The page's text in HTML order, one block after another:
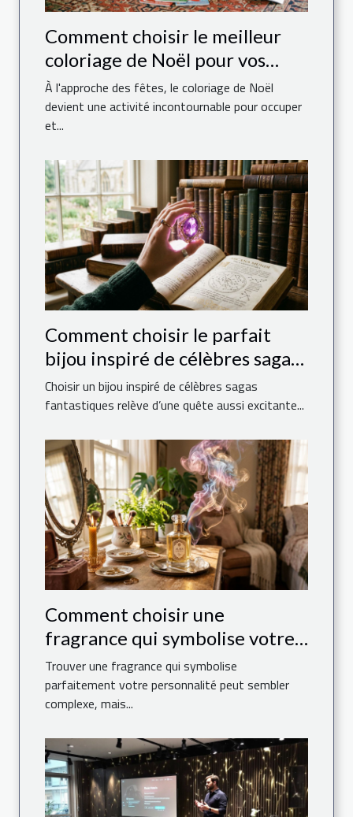
Comment choisir le meilleur
coloriage de Noël pour vos
enfants ?
À l'approche des fêtes, le coloriage de Noël
devient une activité incontournable pour occuper
et...
Comment choisir le parfait
bijou inspiré de célèbres sagas
fantastiques ?
Choisir un bijou inspiré de célèbres sagas
fantastiques relève d’une quête aussi excitante...
Comment choisir une
fragrance qui symbolise votre
personnalité ?
Trouver une fragrance qui symbolise
parfaitement votre personnalité peut sembler
complexe, mais...